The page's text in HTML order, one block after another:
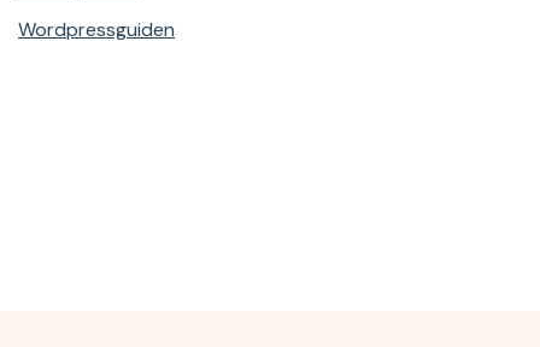
Wordpressguiden